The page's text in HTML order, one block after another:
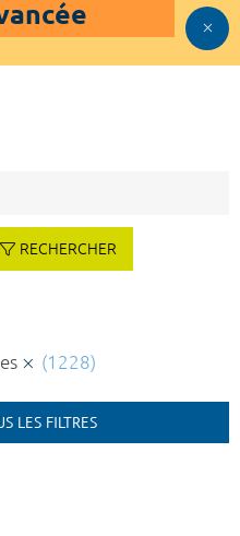
RECHERCHER
(1228)
LES FILTRES